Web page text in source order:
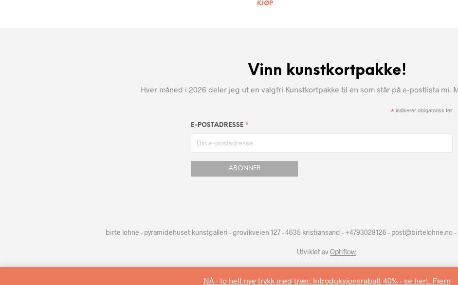
NÅ - to helt nye trykk med trær: Introduksjonsrabatt 40% - se her!_ Fjern
KJØP
Vinn kunstkortpakke!
Hver måned i 2026 deler jeg ut en valgfri Kunstkortpakke til en som står på e-postlista mi.
*indikerer obligatorisk felt
E-POSTADRESSE *
birte lohne - pyramidehuset kunstgalleri - grovikveien 127 - 4635 kristiansand - +4793028126 - post@birtelohne.no -
Utviklet avOptiflow